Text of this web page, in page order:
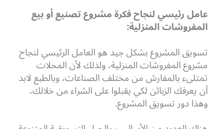
عامل رئيسي لنجاح فكرة مشروع تصنيع أو بيع
المفروشات المنزلية:
تسويق المشروع بشكل جيد هو العامل الرئيسي لنجاح
مشروع المفروشات المنزلية، ولذلك لأن المحلات
تمتلىء بالمفارش من مختلف الصناعات، وبالطبع لابد
أن يعرفك الزبائن لكي يقبلوا على الشراء من خلالك،
وهذا دور تسويق المشروع.